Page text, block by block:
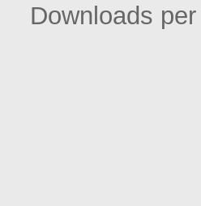
Downloads